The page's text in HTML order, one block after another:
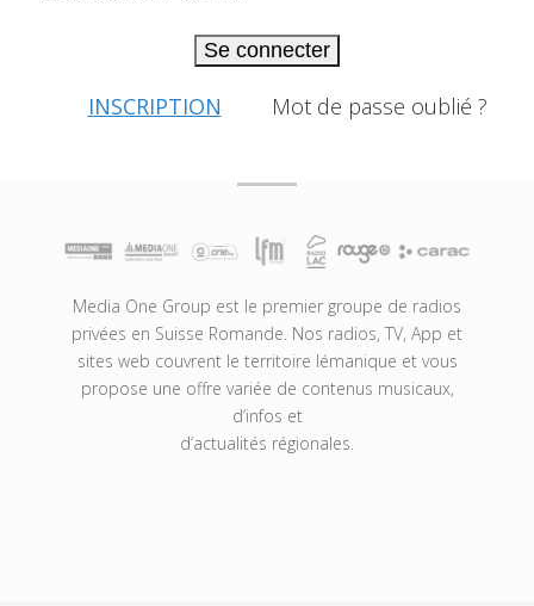
Se connecter
INSCRIPTION Mot de passe oublié ?
Media One Group est le premier groupe de radios
privées en Suisse Romande. Nos radios, TV, App et
sites web couvrent le territoire lémanique et vous
propose une offre variée de contenus musicaux,
d’infos et
d’actualités régionales.